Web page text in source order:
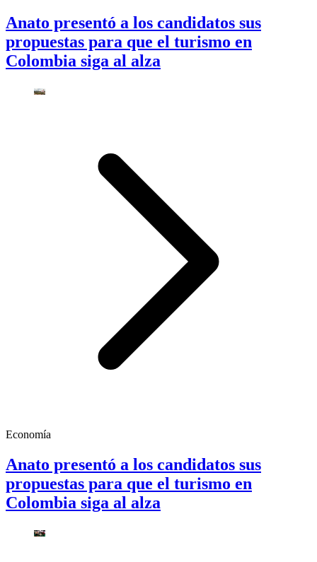
Anato presentó a los candidatos sus
propuestas para que el turismo en
Colombia siga al alza
Economía
Anato presentó a los candidatos sus
propuestas para que el turismo en
Colombia siga al alza